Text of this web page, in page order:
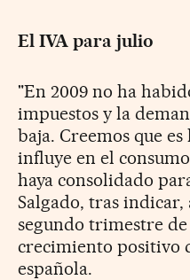
El IVA para julio
"En 2009 no ha
impuestos y la
baja. Creemos que
influye en el
haya consolidado
Salgado, tras indicar,
segundo trimestre de
crecimiento positivo
española.